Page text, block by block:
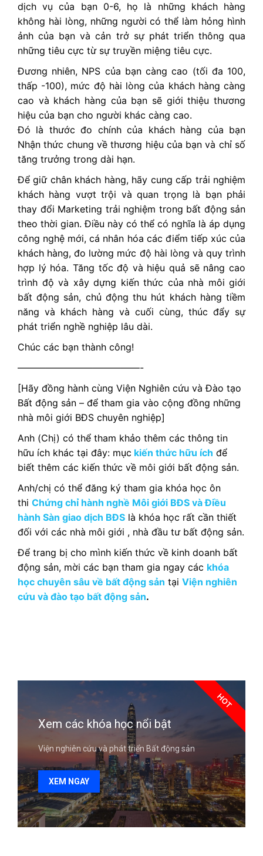
dịch vụ của bạn 0-6, họ là những khách hàng
không hài lòng, những người có thể làm hỏng hình
ảnh của bạn và cản trở sự phát triển thông qua
những tiêu cực từ sự truyền miệng tiêu cực.
Đương nhiên, NPS của bạn càng cao (tối đa 100,
thấp -100), mức độ hài lòng của khách hàng càng
cao và khách hàng của bạn sẽ giới thiệu thương
hiệu của bạn cho người khác càng cao.
Đó là thước đo chính của khách hàng của bạn
Nhận thức chung về thương hiệu của bạn và chỉ số
tăng trưởng trong dài hạn.
Để giữ chân khách hàng, hãy cung cấp trải nghiệm
khách hàng vượt trội và quan trọng là bạn phải
thay đổi Marketing trải nghiệm trong bất động sản
theo thời gian. Điều này có thể có nghĩa là áp dụng
công nghệ mới, cá nhân hóa các điểm tiếp xúc của
khách hàng, đo lường mức độ hài lòng và quy trình
hợp lý hóa. Tăng tốc độ và hiệu quả sẽ nâng cao
trình độ và xây dựng kiến thức của nhà môi giới
bất động sản, chủ động thu hút khách hàng tiềm
năng và khách hàng và cuối cùng, thúc đẩy sự
phát triển nghề nghiệp lâu dài.
Chúc các bạn thành công!
—————————————-
[Hãy đồng hành cùng Viện Nghiên cứu và Đào tạo
Bất động sản – để tham gia vào cộng đồng những
nhà môi giới BĐS chuyên nghiệp]
Anh (Chị) có thể tham khảo thêm các thông tin
hữu ích khác tại đây: mục kiến thức hữu ích để
biết thêm các kiến thức về môi giới bất động sản.
Anh/chị có thể đăng ký tham gia khóa học ôn
thi Chứng chỉ hành nghề Môi giới BĐS và Điều
hành Sàn giao dịch BĐS là khóa học rất cần thiết
đối với các nhà môi giới , nhà đầu tư bất động sản.
Để trang bị cho mình kiến thức về kinh doanh bất
động sản, mời các bạn tham gia ngay các khóa
học chuyên sâu về bất động sản tại Viện nghiên
cứu và đào tạo bất động sản.
Xem các khóa học nổi bật
Viện nghiên cứu và phát triển Bất động sản
XEM NGAY
HOT